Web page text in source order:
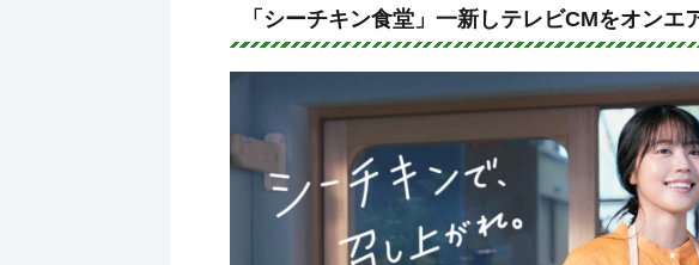
e
c
e
b
o
o
「シーチキン食堂」一新しテレビCMをオンエ